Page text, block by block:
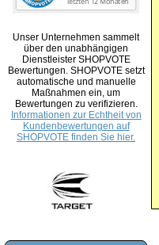
Unser Unternehmen sammelt
über den unabhängigen
Dienstleister SHOPVOTE
Bewertungen. SHOPVOTE setzt
automatische und manuelle
Maßnahmen ein, um
Bewertungen zu verifizieren.
Informationen zur Echtheit von
Kundenbewertungen auf
SHOPVOTE finden Sie hier.